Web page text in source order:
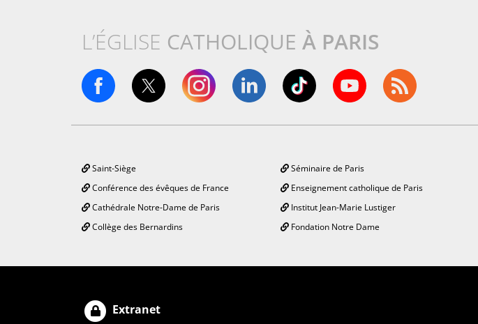
L’ÉGLISE CATHOLIQUE À PARIS
Saint-Siège
Conférence des évêques de France
Cathédrale Notre-Dame de Paris
Collège des Bernardins
Séminaire de Paris
Enseignement catholique de Paris
Institut Jean-Marie Lustiger
Fondation Notre Dame
Extranet